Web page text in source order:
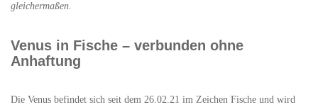
gleichermaßen.
Venus in Fische – verbunden ohne
Anhaftung
Die Venus befindet sich seit dem 26.02.21 im Zeichen Fische und wird